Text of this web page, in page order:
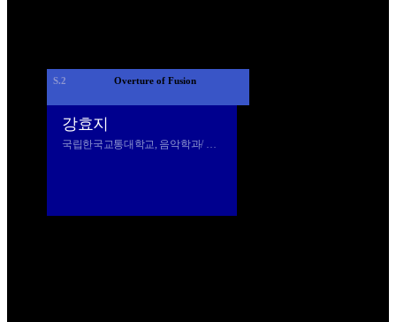
S.2 Overture of Fusion
강효지
국립한국교통대학교, 음악학과/ 미디어&콘텐츠학과/ 바이오메디컬융합학과